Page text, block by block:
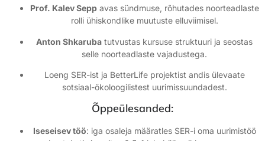
Prof. Kalev Seppavas sündmuse, rõhutades noorteadlaste
rolli ühiskondlike muutuste elluviimisel.
Anton Shkaruba tutvustas kursuse struktuuri ja seostas
selle noorteadlaste vajadustega.
Loeng SER-ist ja BetterLife projektist andis ülevaate
sotsiaal-ökoloogilistest uurimissuundadest.
Õppeülesanded:
Iseseisev töö: iga osaleja määratles SER-i oma uurimistöö